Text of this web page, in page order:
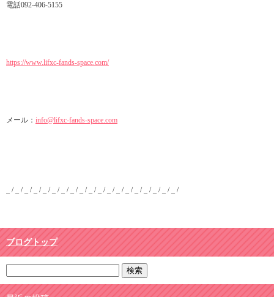
電話092-406-5155
https://www.lifxc-fands-space.com/
メール： info@lifxc-fands-space.com
_ / _ / _ / _ / _ / _ / _ / _ / _ / _ / _ / _ / _ / _ / _ / _ / _ / _ / _ /
ブログトップ